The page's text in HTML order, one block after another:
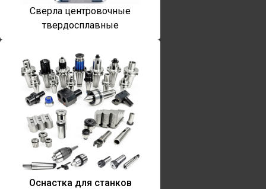
Сверла центровочные
твердосплавные
Оснастка для станков